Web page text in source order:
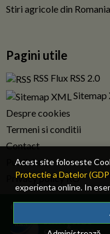
Acest site foloseste
Protectie a Datelor
experienta online. In
imbunatatim continutul
experienta online
folosite doar de site-ul
Stiri agricole din Romania
Pagini utile
RSS Flux RSS 2.0
Sitemap
Despre cookies
Termeni si conditii
Contact
Publicitate
Privacy policy RO
© 2026 Fiscalitatea.ro.